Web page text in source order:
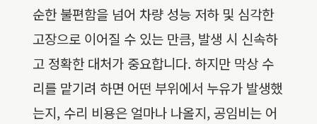
순한 불편함을 넘어 차량 성능 저하 및 심각한
고장으로 이어질 수 있는 만큼, 발생 시 신속하
고 정확한 대처가 중요합니다. 하지만 막상 수
리를 맡기려 하면 어떤 부위에서 누유가 발생했
는지, 수리 비용은 얼마나 나올지, 공임비는 어